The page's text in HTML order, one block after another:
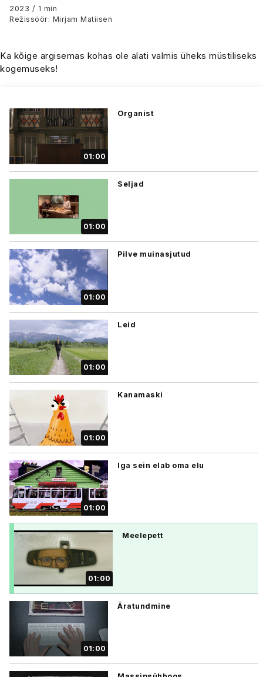
2023 / 1 min
Režissöör: Mirjam Matiisen
Ka kõige argisemas kohas ole alati valmis üheks müstiliseks
kogemuseks!
01:00
Organist
01:00
Seljad
01:00
Pilve muinasjutud
01:00
Leid
01:00
Kanamaski
01:00
Iga sein elab oma elu
01:00
Meelepett
01:00
Äratundmine